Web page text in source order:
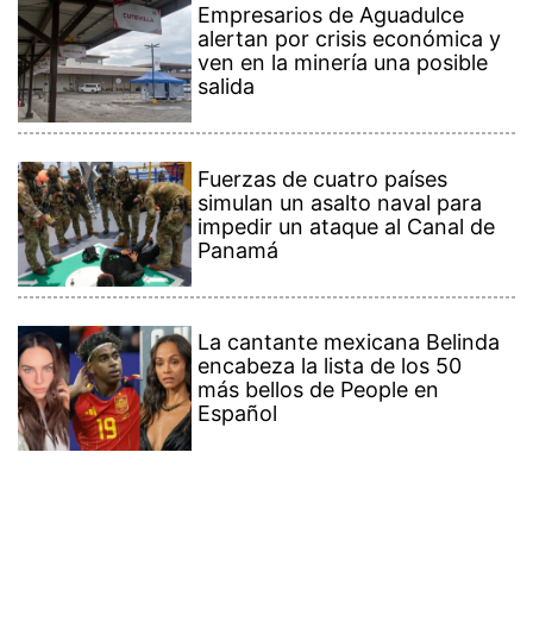
Empresarios de Aguadulce
alertan por crisis económica y
ven en la minería una posible
salida
Fuerzas de cuatro países
simulan un asalto naval para
impedir un ataque al Canal de
Panamá
La cantante mexicana Belinda
encabeza la lista de los 50
más bellos de People en
Español